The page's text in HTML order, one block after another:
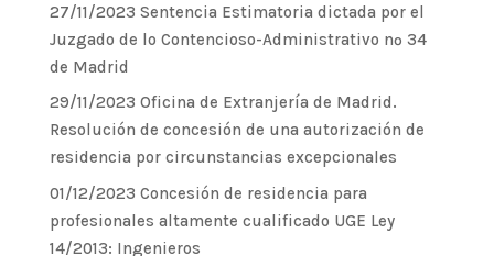
27/11/2023 Sentencia Estimatoria dictada por el
Juzgado de lo Contencioso-Administrativo nº 34
de Madrid
29/11/2023 Oficina de Extranjería de Madrid.
Resolución de concesión de una autorización de
residencia por circunstancias excepcionales
01/12/2023 Concesión de residencia para
profesionales altamente cualificado UGE Ley
14/2013: Ingenieros